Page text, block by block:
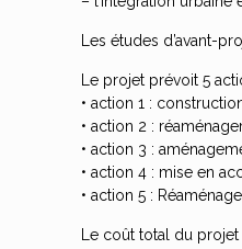
Les études d’avant-
Le projet prévoit 5
• action 1 :
• action 2 :
• action 3 :
• action 4 : mise en
• action 5 :
Le coût total du